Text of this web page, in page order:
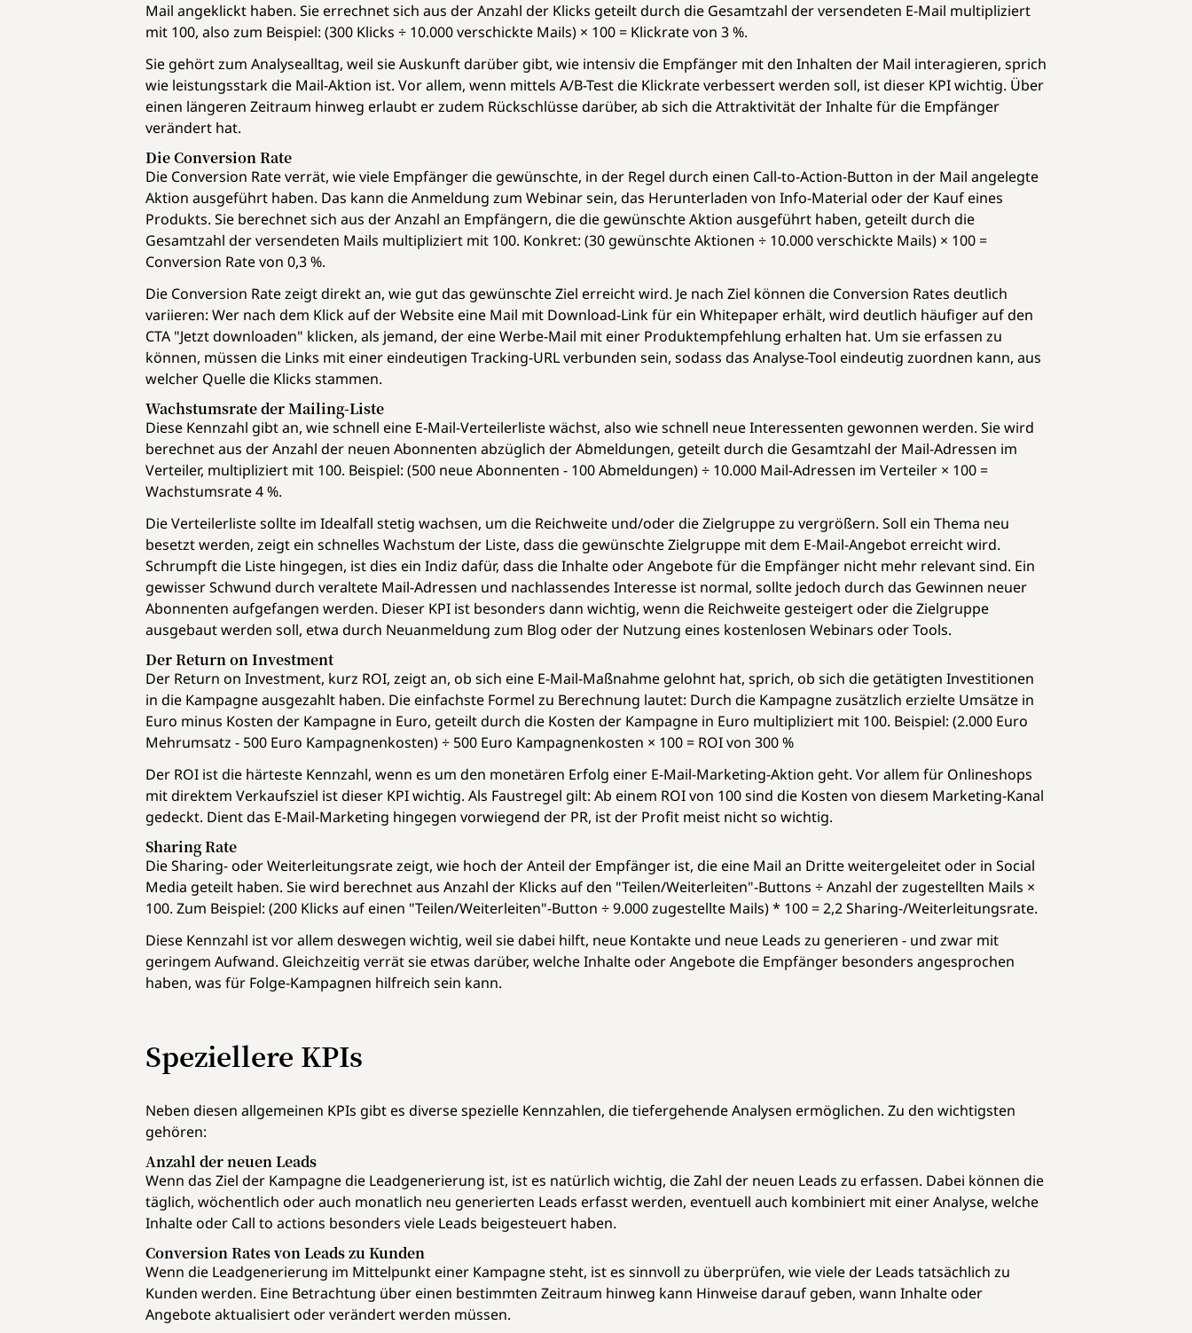
Mail angeklickt haben. Sie errechnet sich aus der Anzahl der Klicks geteilt durch die Gesamtzahl der versendeten E-Mail multipliziert
mit 100, also zum Beispiel: (300 Klicks ÷ 10.000 verschickte Mails) × 100 = Klickrate von 3 %.
Sie gehört zum Analysealltag, weil sie Auskunft darüber gibt, wie intensiv die Empfänger mit den Inhalten der Mail interagieren, sprich
wie leistungsstark die Mail-Aktion ist. Vor allem, wenn mittels A/B-Test die Klickrate verbessert werden soll, ist dieser KPI wichtig. Über
einen längeren Zeitraum hinweg erlaubt er zudem Rückschlüsse darüber, ab sich die Attraktivität der Inhalte für die Empfänger
verändert hat.
Die Conversion Rate
Die Conversion Rate verrät, wie viele Empfänger die gewünschte, in der Regel durch einen Call-to-Action-Button in der Mail angelegte
Aktion ausgeführt haben. Das kann die Anmeldung zum Webinar sein, das Herunterladen von Info-Material oder der Kauf eines
Produkts. Sie berechnet sich aus der Anzahl an Empfängern, die die gewünschte Aktion ausgeführt haben, geteilt durch die
Gesamtzahl der versendeten Mails multipliziert mit 100. Konkret: (30 gewünschte Aktionen ÷ 10.000 verschickte Mails) × 100 =
Conversion Rate von 0,3 %.
Die Conversion Rate zeigt direkt an, wie gut das gewünschte Ziel erreicht wird. Je nach Ziel können die Conversion Rates deutlich
variieren: Wer nach dem Klick auf der Website eine Mail mit Download-Link für ein Whitepaper erhält, wird deutlich häufiger auf den
CTA "Jetzt downloaden" klicken, als jemand, der eine Werbe-Mail mit einer Produktempfehlung erhalten hat. Um sie erfassen zu
können, müssen die Links mit einer eindeutigen Tracking-URL verbunden sein, sodass das Analyse-Tool eindeutig zuordnen kann, aus
welcher Quelle die Klicks stammen.
Wachstumsrate der Mailing-Liste
Diese Kennzahl gibt an, wie schnell eine E-Mail-Verteilerliste wächst, also wie schnell neue Interessenten gewonnen werden. Sie wird
berechnet aus der Anzahl der neuen Abonnenten abzüglich der Abmeldungen, geteilt durch die Gesamtzahl der Mail-Adressen im
Verteiler, multipliziert mit 100. Beispiel: (500 neue Abonnenten - 100 Abmeldungen) ÷ 10.000 Mail-Adressen im Verteiler × 100 =
Wachstumsrate 4 %.
Die Verteilerliste sollte im Idealfall stetig wachsen, um die Reichweite und/oder die Zielgruppe zu vergrößern. Soll ein Thema neu
besetzt werden, zeigt ein schnelles Wachstum der Liste, dass die gewünschte Zielgruppe mit dem E-Mail-Angebot erreicht wird.
Schrumpft die Liste hingegen, ist dies ein Indiz dafür, dass die Inhalte oder Angebote für die Empfänger nicht mehr relevant sind. Ein
gewisser Schwund durch veraltete Mail-Adressen und nachlassendes Interesse ist normal, sollte jedoch durch das Gewinnen neuer
Abonnenten aufgefangen werden. Dieser KPI ist besonders dann wichtig, wenn die Reichweite gesteigert oder die Zielgruppe
ausgebaut werden soll, etwa durch Neuanmeldung zum Blog oder der Nutzung eines kostenlosen Webinars oder Tools.
Der Return on Investment
Der Return on Investment, kurz ROI, zeigt an, ob sich eine E-Mail-Maßnahme gelohnt hat, sprich, ob sich die getätigten Investitionen
in die Kampagne ausgezahlt haben. Die einfachste Formel zu Berechnung lautet: Durch die Kampagne zusätzlich erzielte Umsätze in
Euro minus Kosten der Kampagne in Euro, geteilt durch die Kosten der Kampagne in Euro multipliziert mit 100. Beispiel: (2.000 Euro
Mehrumsatz - 500 Euro Kampagnenkosten) ÷ 500 Euro Kampagnenkosten × 100 = ROI von 300 %
Der ROI ist die härteste Kennzahl, wenn es um den monetären Erfolg einer E-Mail-Marketing-Aktion geht. Vor allem für Onlineshops
mit direktem Verkaufsziel ist dieser KPI wichtig. Als Faustregel gilt: Ab einem ROI von 100 sind die Kosten von diesem Marketing-Kanal
gedeckt. Dient das E-Mail-Marketing hingegen vorwiegend der PR, ist der Profit meist nicht so wichtig.
Sharing Rate
Die Sharing- oder Weiterleitungsrate zeigt, wie hoch der Anteil der Empfänger ist, die eine Mail an Dritte weitergeleitet oder in Social
Media geteilt haben. Sie wird berechnet aus Anzahl der Klicks auf den "Teilen/Weiterleiten"-Buttons ÷ Anzahl der zugestellten Mails ×
100. Zum Beispiel: (200 Klicks auf einen "Teilen/Weiterleiten"-Button ÷ 9.000 zugestellte Mails) * 100 = 2,2 Sharing-/Weiterleitungsrate.
Diese Kennzahl ist vor allem deswegen wichtig, weil sie dabei hilft, neue Kontakte und neue Leads zu generieren - und zwar mit
geringem Aufwand. Gleichzeitig verrät sie etwas darüber, welche Inhalte oder Angebote die Empfänger besonders angesprochen
haben, was für Folge-Kampagnen hilfreich sein kann.
Speziellere KPIs
Neben diesen allgemeinen KPIs gibt es diverse spezielle Kennzahlen, die tiefergehende Analysen ermöglichen. Zu den wichtigsten
gehören:
Anzahl der neuen Leads
Wenn das Ziel der Kampagne die Leadgenerierung ist, ist es natürlich wichtig, die Zahl der neuen Leads zu erfassen. Dabei können die
täglich, wöchentlich oder auch monatlich neu generierten Leads erfasst werden, eventuell auch kombiniert mit einer Analyse, welche
Inhalte oder Call to actions besonders viele Leads beigesteuert haben.
Conversion Rates von Leads zu Kunden
Wenn die Leadgenerierung im Mittelpunkt einer Kampagne steht, ist es sinnvoll zu überprüfen, wie viele der Leads tatsächlich zu
Kunden werden. Eine Betrachtung über einen bestimmten Zeitraum hinweg kann Hinweise darauf geben, wann Inhalte oder
Angebote aktualisiert oder verändert werden müssen.